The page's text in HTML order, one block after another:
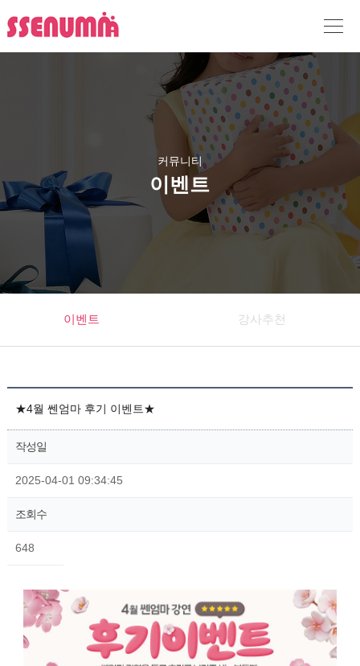
커뮤니티
이벤트
이벤트 강사추천
★4월 쎈엄마 후기 이벤트★
작성일
2025-04-01 09:34:45
조회수
648